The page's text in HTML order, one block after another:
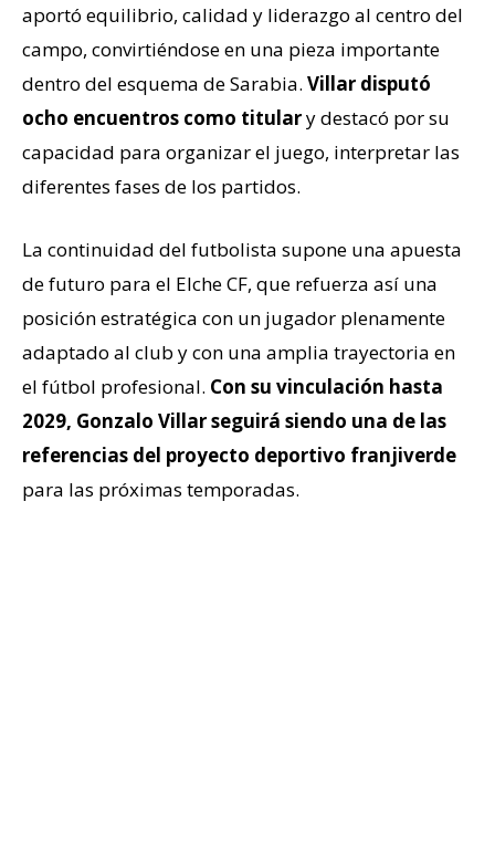
aportó equilibrio, calidad y liderazgo al centro del
campo, convirtiéndose en una pieza importante
dentro del esquema de Sarabia. Villar disputó
ocho encuentros como titulary destacó por su
capacidad para organizar el juego, interpretar las
diferentes fases de los partidos.
La continuidad del futbolista supone una apuesta
de futuro para el Elche CF, que refuerza así una
posición estratégica con un jugador plenamente
adaptado al club y con una amplia trayectoria en
el fútbol profesional. Con su vinculación hasta
2029, Gonzalo Villar seguirá siendo una de las
referencias del proyecto deportivo franjiverde
para las próximas temporadas.